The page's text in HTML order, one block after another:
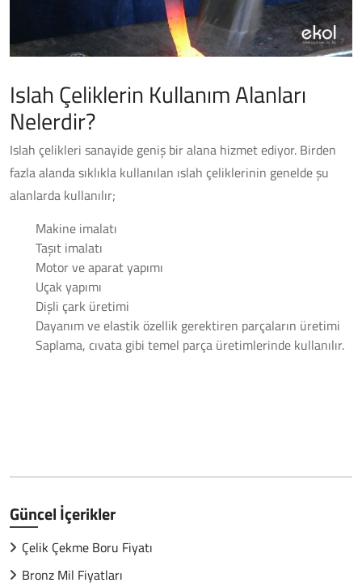
Islah Çeliklerin Kullanım Alanları
Nelerdir?
Islah çelikleri sanayide geniş bir alana hizmet ediyor. Birden
fazla alanda sıklıkla kullanılan ıslah çeliklerinin genelde şu
alanlarda kullanılır;
Makine imalatı
Taşıt imalatı
Motor ve aparat yapımı
Uçak yapımı
Dişli çark üretimi
Dayanım ve elastik özellik gerektiren parçaların üretimi
Saplama, cıvata gibi temel parça üretimlerinde kullanılır.
Güncel İçerikler
Çelik Çekme Boru Fiyatı
Bronz Mil Fiyatları